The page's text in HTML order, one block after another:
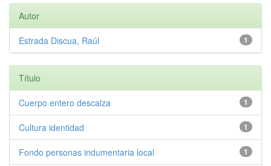
Autor
1
Estrada Discua, Raúl
Título
1
Cuerpo entero descalza
1
Cultura identidad
1
Fondo personas indumentaria local